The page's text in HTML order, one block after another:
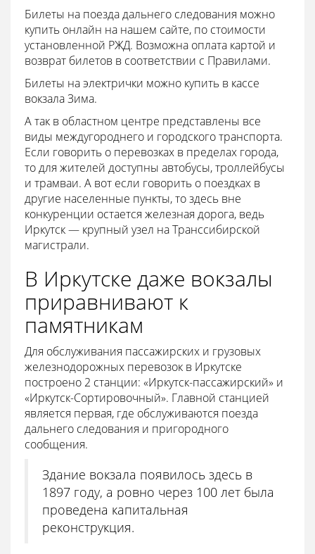
Билеты на поезда дальнего следования можно
купить онлайн на нашем сайте, по стоимости
установленной РЖД. Возможна оплата картой и
возврат билетов в соответствии с Правилами.
Билеты на электрички можно купить в кассе
вокзала Зима.
А так в областном центре представлены все
виды междугороднего и городского транспорта.
Если говорить о перевозках в пределах города,
то для жителей доступны автобусы, троллейбусы
и трамваи. А вот если говорить о поездках в
другие населенные пункты, то здесь вне
конкуренции остается железная дорога, ведь
Иркутск — крупный узел на Транссибирской
магистрали.
В Иркутске даже вокзалы
приравнивают к
памятникам
Для обслуживания пассажирских и грузовых
железнодорожных перевозок в Иркутске
построено 2 станции: «Иркутск-пассажирский» и
«Иркутск-Сортировочный». Главной станцией
является первая, где обслуживаются поезда
дальнего следования и пригородного
сообщения.
Здание вокзала появилось здесь в
1897 году, а ровно через 100 лет была
проведена капитальная
реконструкция.